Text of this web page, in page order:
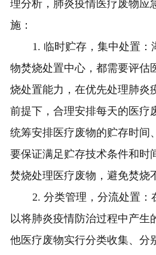
理分析，肺炎疫情医疗废物应
施：
1. 临时贮存，集中处置：
物焚烧处置中心，都需要评估
烧处置能力，在优先处理肺炎
前提下，合理安排每天的医疗
统筹安排医疗废物的贮存时间
要保证满足贮存技术条件和时
焚烧处理医疗废物，避免焚烧
2. 分类管理，分流处置：
以将肺炎疫情防治过程中产生
他医疗废物实行分类收集、分